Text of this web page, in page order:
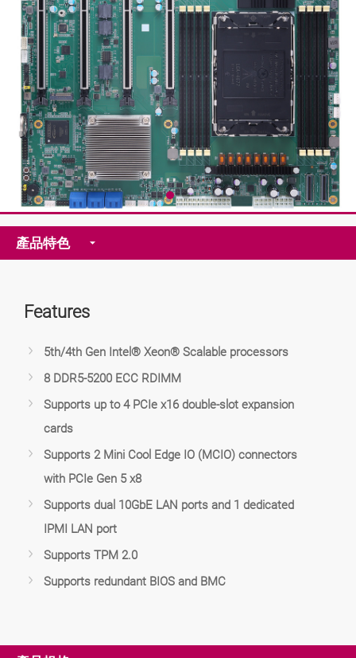
產品特色
Features
5th/4th Gen Intel® Xeon® Scalable processors
8 DDR5-5200 ECC RDIMM
Supports up to 4 PCIe x16 double-slot expansion
cards
Supports 2 Mini Cool Edge IO (MCIO) connectors
with PCIe Gen 5 x8
Supports dual 10GbE LAN ports and 1 dedicated
IPMI LAN port
Supports TPM 2.0
Supports redundant BIOS and BMC